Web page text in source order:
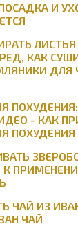
И
КАК
- КАК
ПОХУДЕНИЯ
К
ЧАЙ ИЗ
ЧАЙ